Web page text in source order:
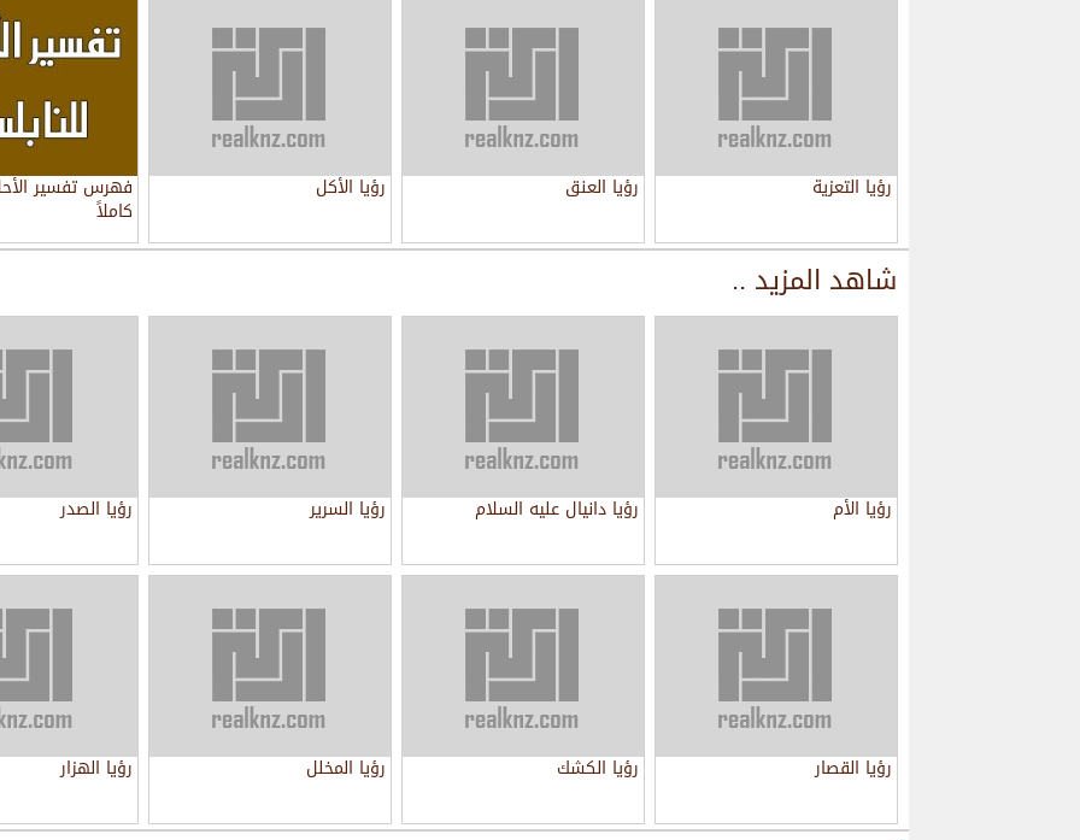
رؤيا التعزية رؤيا العنق رؤيا الأكل فهرس تفسير
كاملاً
شاهد المزيد ..
رؤيا الأم رؤيا دانيال عليه السلام رؤيا السرير رؤيا الصدر
رؤيا القصار رؤيا الكشك رؤيا المخلل رؤيا الهزار